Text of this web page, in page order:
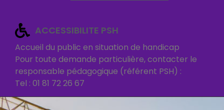
ACCESSIBILITE PSH
Accueil du public en situation de handicap
Pour toute demande particulière, contacter le
responsable pédagogique (référent PSH) :
Tel : 01 81 72 26 67